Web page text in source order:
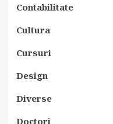
Contabilitate
Cultura
Cursuri
Design
Diverse
Doctori